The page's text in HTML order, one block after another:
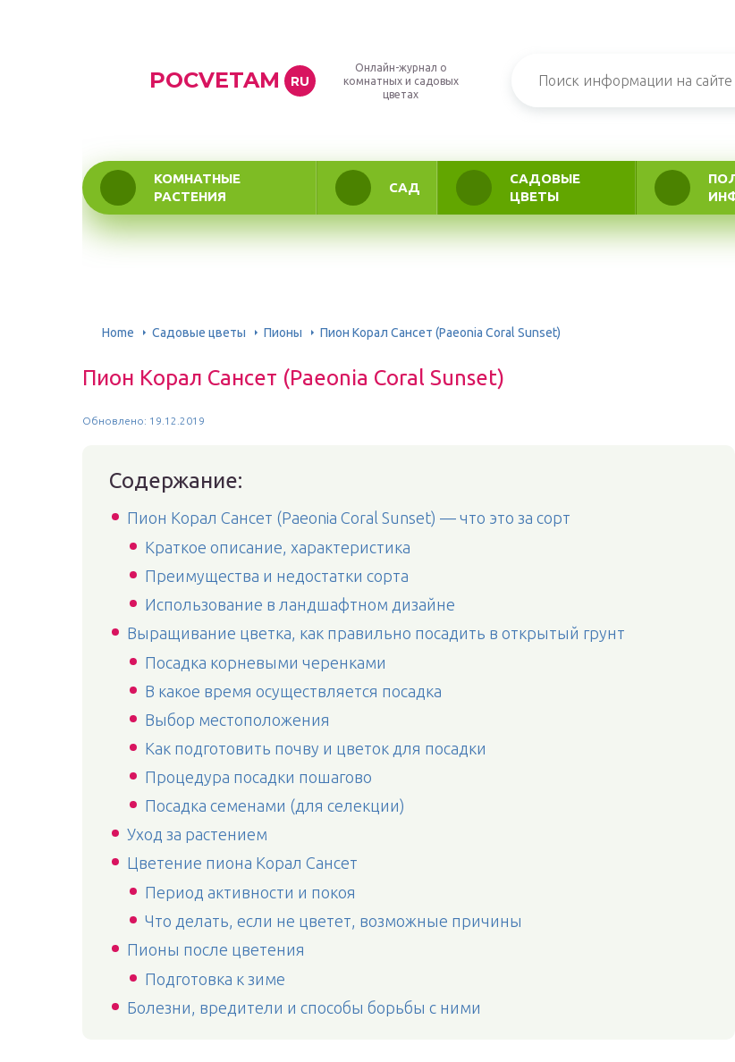
POCVETAM RU
Онлайн-журнал о
комнатных и садовых
цветах
КОМНАТНЫЕ
РАСТЕНИЯ
САД
САДОВЫЕ
ЦВЕТЫ
Home Садовые цветы Пионы Пион Корал Сансет (Paeonia Coral Sunset)
Пион Корал Сансет (Paeonia Coral Sunset)
Обновлено: 19.12.2019
Содержание:
Пион Корал Сансет (Paeonia Coral Sunset) — что это за сорт
Краткое описание, характеристика
Преимущества и недостатки сорта
Использование в ландшафтном дизайне
Выращивание цветка, как правильно посадить в открытый грунт
Посадка корневыми черенками
В какое время осуществляется посадка
Выбор местоположения
Как подготовить почву и цветок для посадки
Процедура посадки пошагово
Посадка семенами (для селекции)
Уход за растением
Цветение пиона Корал Сансет
Период активности и покоя
Что делать, если не цветет, возможные причины
Пионы после цветения
Подготовка к зиме
Болезни, вредители и способы борьбы с ними